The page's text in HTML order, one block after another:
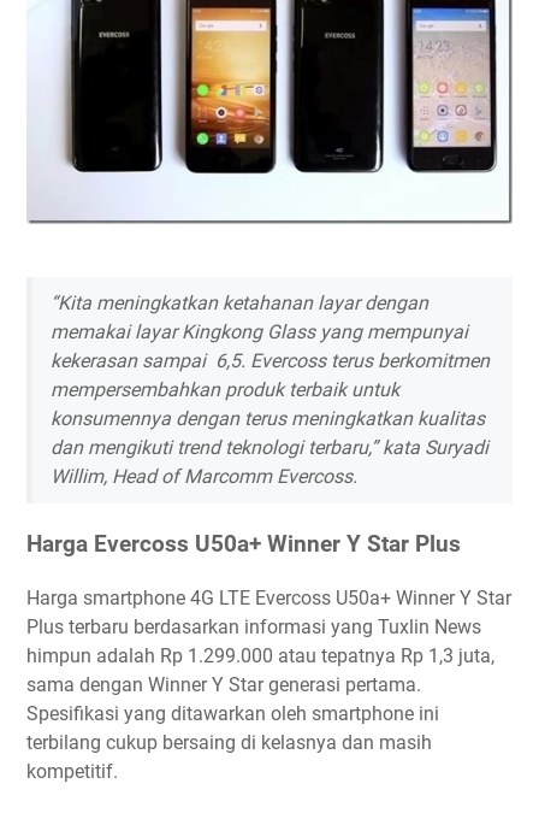
“Kita meningkatkan ketahanan layar dengan
memakai layar Kingkong Glass yang mempunyai
kekerasan sampai 6,5. Evercoss terus berkomitmen
mempersembahkan produk terbaik untuk
konsumennya dengan terus meningkatkan kualitas
dan mengikuti trend teknologi terbaru,” kata Suryadi
Willim, Head of Marcomm Evercoss.
Harga Evercoss U50a+ Winner Y Star Plus
Harga smartphone 4G LTE Evercoss U50a+ Winner Y Star
Plus terbaru berdasarkan informasi yang Tuxlin News
himpun adalah Rp 1.299.000 atau tepatnya Rp 1,3 juta,
sama dengan Winner Y Star generasi pertama.
Spesifikasi yang ditawarkan oleh smartphone ini
terbilang cukup bersaing di kelasnya dan masih
kompetitif.